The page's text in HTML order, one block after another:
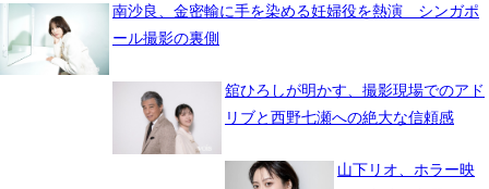
南沙良、金密輸に手を染める妊婦役を熱演 シンガポ
ール撮影の裏側
舘ひろしが明かす、撮影現場でのアド
リブと西野七瀬への絶大な信頼感
山下リオ、ホラー映